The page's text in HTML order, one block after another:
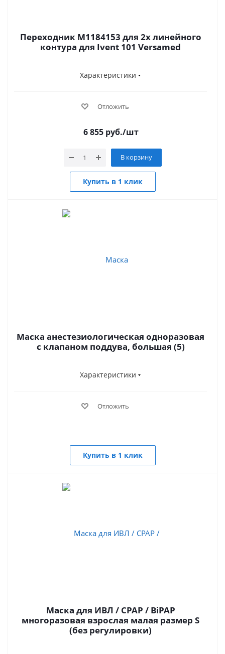
Переходник M1184153 для 2х линейного
контура для Ivent 101 Versamed
Характеристики
Отложить
6 855руб./шт
В корзину
Купить в 1 клик
Маска анестезиологическая одноразовая
с клапаном поддува, большая (5)
Характеристики
Отложить
Купить в 1 клик
Маска для ИВЛ / CPAP / BiPAP
многоразовая взрослая малая размер S
(без регулировки)